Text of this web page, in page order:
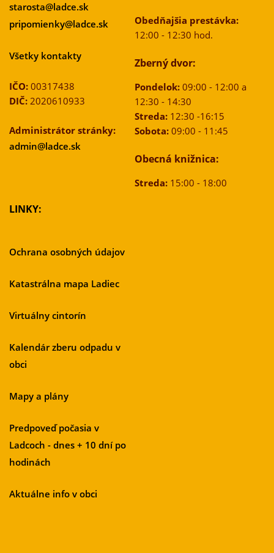
starosta@ladce.sk
pripomienky@ladce.sk
Všetky kontakty
IČO: 00317438
DIČ: 2020610933
Administrátor stránky:
admin@ladce.sk
Obedňajšia prestávka:
12:00 - 12:30 hod.
Zberný dvor:
Pondelok:09:00 - 12:00 a
12:30 - 14:30
Streda:12:30 -16:15
Sobota:09:00 - 11:45
Obecná knižnica:
Streda:15:00 - 18:00
LINKY:
Ochrana osobných údajov
Katastrálna mapa Ladiec
Virtuálny cintorín
Kalendár zberu odpadu v
obci
Mapy a plány
Predpoveď počasia v
Ladcoch - dnes + 10 dní po
hodinách
Aktuálne info v obci